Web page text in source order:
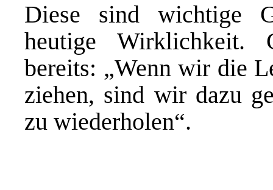
Diese sind wichtige
heutige Wirklichkeit.
bereits: „Wenn wir die
ziehen, sind wir dazu
zu wiederholen“.